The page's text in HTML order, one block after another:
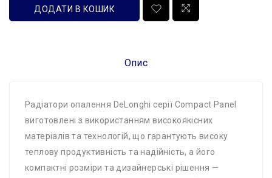
ДОДАТИ В КОШИК
Опис
Радіатори опалення DeLonghi серії Compact Panel
виготовлені з використанням високоякісних
матеріалів та технологій, що гарантують високу
теплову продуктивність та надійність, а його
компактні розміри та дизайнерські рішення —